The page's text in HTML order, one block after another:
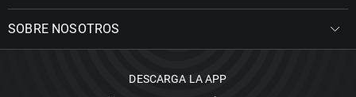
SOBRE NOSOTROS
DESCARGA LA APP